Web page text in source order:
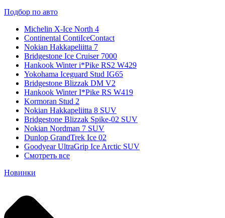
Подбор по авто
Michelin X-Ice North 4
Continental ContiIceContact
Nokian Hakkapeliitta 7
Bridgestone Ice Cruiser 7000
Hankook Winter i*Pike RS2 W429
Yokohama Iceguard Stud IG65
Bridgestone Blizzak DM V2
Hankook Winter I*Pike RS W419
Kormoran Stud 2
Nokian Hakkapeliitta 8 SUV
Bridgestone Blizzak Spike-02 SUV
Nokian Nordman 7 SUV
Dunlop GrandTrek Ice 02
Goodyear UltraGrip Ice Arctic SUV
Смотреть все
Новинки